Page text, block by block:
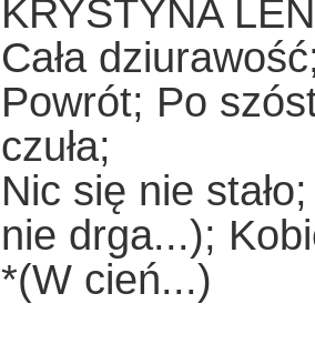
KRYSTYNA
Cała
Powrót; Po
czuła;
Nic się nie
nie drga...);
*(W cień...)